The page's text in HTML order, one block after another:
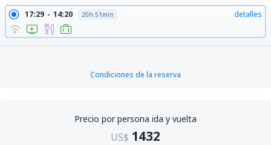
17:29 14:20 20h 51min detalles
Condiciones de la reserva
Precio por persona ida y vuelta
US$ 1432